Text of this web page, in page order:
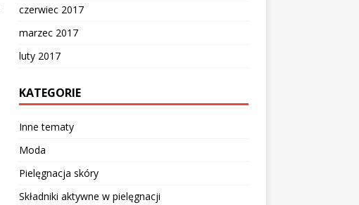
czerwiec 2017
marzec 2017
luty 2017
KATEGORIE
Inne tematy
Moda
Pielęgnacja skóry
Składniki aktywne w pielęgnacji